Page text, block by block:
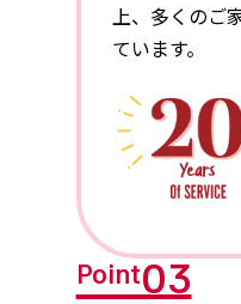
上、多くのご
ています。
Point03